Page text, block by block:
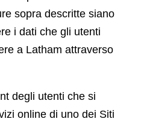
sopra descritte siano
i dati che gli utenti
a Latham attraverso
degli utenti che si
online di uno dei Siti